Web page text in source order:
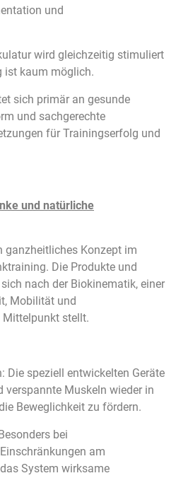
und
wird gleichzeitig stimuliert
ist kaum möglich.
sich primär an gesunde
und sachgerechte
für Trainingserfolg und
und natürliche
ganzheitliches Konzept im
Die Produkte und
nach der Biokinematik, einer
Mobilität und
Mittelpunkt stellt.
Die speziell entwickelten Geräte
verspannte Muskeln wieder in
Beweglichkeit zu fördern.
bei
am
System wirksame